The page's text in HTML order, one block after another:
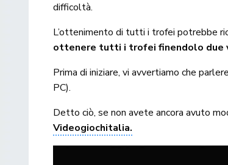
difficoltà.
L’ottenimento di tutti i trofei potrebbe
ottenere tutti i trofei finendolo due
Prima di iniziare, vi avvertiamo che
PC).
Detto ciò, se non avete ancora avuto
Videogiochitalia.